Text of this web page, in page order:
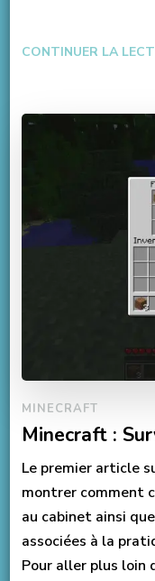
CONTINUER LA
MINECRAFT
Minecraft :
Le premier article
montrer comment
au cabinet ainsi
associées à la
Pour aller plus loin